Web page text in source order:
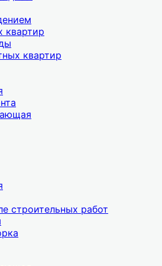
квартир
квартир
строительных работ